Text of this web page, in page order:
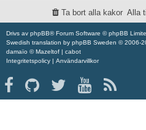
Alla
Ta bort alla kakor
Drivs av phpBB® Forum Software © phpBB
Swedish translation by phpBB Sweden © 2006-
damaïo © Mazeltof
cabot
Integritetspolicy
Användarvillkor